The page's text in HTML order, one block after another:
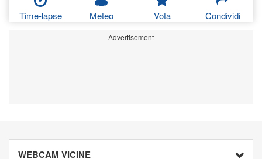
Time-lapse Meteo Vota Condividi
Advertisement
WEBCAM VICINE